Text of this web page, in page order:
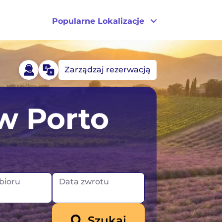
Popularne Lokalizacje
Kanada
Nowa Zelandia
Zarządzaj rezerwacją
Porto
Data zwrotu